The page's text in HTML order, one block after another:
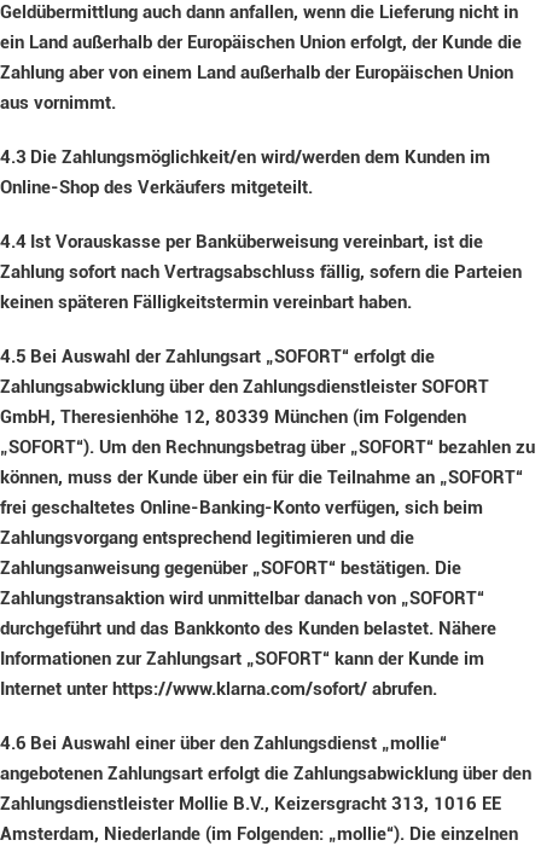
Geldübermittlung auch dann anfallen, wenn die Lieferung nicht in
ein Land außerhalb der Europäischen Union erfolgt, der Kunde die
Zahlung aber von einem Land außerhalb der Europäischen Union
aus vornimmt.
4.3 Die Zahlungsmöglichkeit/en wird/werden dem Kunden im
Online-Shop des Verkäufers mitgeteilt.
4.4 Ist Vorauskasse per Banküberweisung vereinbart, ist die
Zahlung sofort nach Vertragsabschluss fällig, sofern die Parteien
keinen späteren Fälligkeitstermin vereinbart haben.
4.5 Bei Auswahl der Zahlungsart „SOFORT“ erfolgt die
Zahlungsabwicklung über den Zahlungsdienstleister SOFORT
GmbH, Theresienhöhe 12, 80339 München (im Folgenden
„SOFORT“). Um den Rechnungsbetrag über „SOFORT“ bezahlen zu
können, muss der Kunde über ein für die Teilnahme an „SOFORT“
frei geschaltetes Online-Banking-Konto verfügen, sich beim
Zahlungsvorgang entsprechend legitimieren und die
Zahlungsanweisung gegenüber „SOFORT“ bestätigen. Die
Zahlungstransaktion wird unmittelbar danach von „SOFORT“
durchgeführt und das Bankkonto des Kunden belastet. Nähere
Informationen zur Zahlungsart „SOFORT“ kann der Kunde im
Internet unter https://www.klarna.com/sofort/ abrufen.
4.6 Bei Auswahl einer über den Zahlungsdienst „mollie“
angebotenen Zahlungsart erfolgt die Zahlungsabwicklung über den
Zahlungsdienstleister Mollie B.V., Keizersgracht 313, 1016 EE
Amsterdam, Niederlande (im Folgenden: „mollie“). Die einzelnen